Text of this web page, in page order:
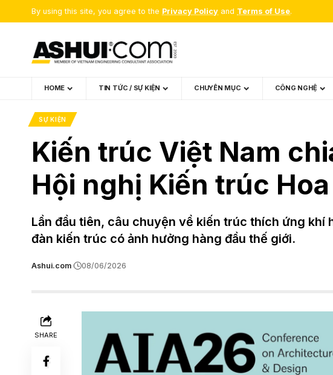
By using this site, you agree to the Privacy Policy and Terms of Use.
HOME TIN TỨC / SỰ KIỆN CHUYÊN MỤC CÔNG NGHỆ
SỰ KIỆN
Kiến trúc Việt Nam
Hội nghị Kiến trúc
Lần đầu tiên, câu chuyện về kiến trúc thích ứng khí
đàn kiến trúc có ảnh hưởng hàng đầu thế giới.
Ashui.com 08/06/2026
SHARE